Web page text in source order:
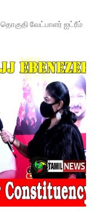
வேட்பாளர் ஐட்ரீம்